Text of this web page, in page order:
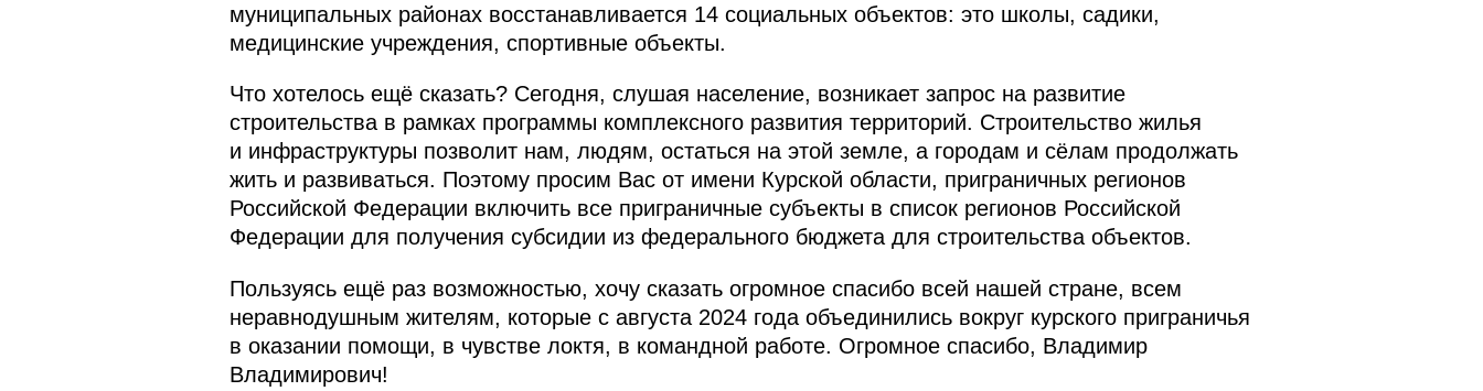
муниципальных районах восстанавливается 14 социальных объектов: это школы, садики,
медицинские учреждения, спортивные объекты.
Что хотелось ещё сказать? Сегодня, слушая население, возникает запрос на развитие
строительства в рамках программы комплексного развития территорий. Строительство жилья
и инфраструктуры позволит нам, людям, остаться на этой земле, а городам и сёлам продолжать
жить и развиваться. Поэтому просим Вас от имени Курской области, приграничных регионов
Российской Федерации включить все приграничные субъекты в список регионов Российской
Федерации для получения субсидии из федерального бюджета для строительства объектов.
Пользуясь ещё раз возможностью, хочу сказать огромное спасибо всей нашей стране, всем
неравнодушным жителям, которые с августа 2024 года объединились вокруг курского приграничья
в оказании помощи, в чувстве локтя, в командной работе. Огромное спасибо, Владимир
Владимирович!